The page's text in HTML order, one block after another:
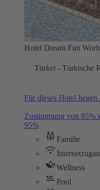
Hotel Dream Fun
Türkei - Türkische
Für dieses Hotel
Zustimmung von 95%
95%
Familie
Wellness
Pool